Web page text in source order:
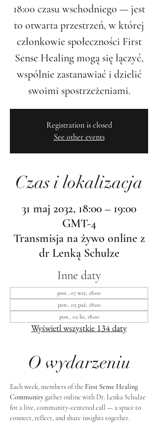
18:00 czasu wschodniego — jest
to otwarta przestrzeń, w której
członkowie społeczności First
Sense Healing mogą się łączyć,
wspólnie zastanawiać i dzielić
swoimi spostrzeżeniami.
Registration is closed
See other events
Czas i lokalizacja
31 maj 2032, 18:00 – 19:00
GMT-4
Transmisja na żywo online z
dr Lenką Schulze
Inne daty
pon., 07 wrz, 18:00
pon., 05 paź, 18:00
pon., 02 lis, 18:00
Wyświetl wszystkie 134 daty
O wydarzeniu
Each week, members of the First Sense Healing
Community gather online with Dr. Lenka Schulze
for a live, community-centered call — a space to
connect, reflect, and share insights together.